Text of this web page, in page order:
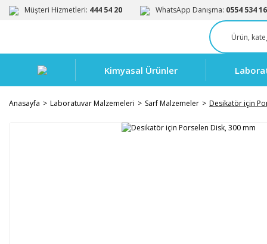
Müşteri Hizmetleri: 444 54 20 WhatsApp Danışma: 0554 534
Kimyasal Ürünler
Anasayfa Laboratuvar Malzemeleri Sarf Malzemeler Desikatör için